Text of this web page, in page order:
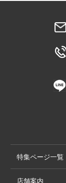
特集ページ一覧
店舗案内